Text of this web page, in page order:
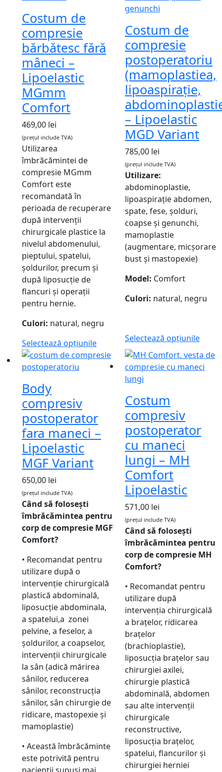
Costum de
compresie
bărbătesc fără
mâneci –
Lipoelastic
MGmm
Comfort
469,00 lei
(prețul include TVA)
Utilizarea
îmbrăcămintei de
compresie MGmm
Comfort este
recomandată în
perioada de recuperare
după intervenții
chirurgicale plastice la
nivelul abdomenului,
pieptului, spatelui,
șoldurilor, precum și
după liposucție de
flancuri și operații
pentru hernie.
Culori: natural, negru
Selectează opțiunile
Costum de
compresie
postoperatoriu
(mamoplastiea,
lipoaspirație,
– Lipoelastic
MGD Variant
785,00 lei
(prețul include TVA)
Utilizare:
abdominoplastie,
lipoaspirație abdomen,
spate, fese, șolduri,
coapse și genunchi,
mamoplastie
(augmentare, micșorare
bust și mastopexie)
Model: Comfort
Culori: natural, negru
Selectează opțiunile
Body
compresiv
postoperator
fara maneci –
Lipoelastic
MGF Variant
650,00 lei
(prețul include TVA)
Când să folosești
îmbrăcămintea pentru
corp de compresie MGF
Comfort?
• Recomandat pentru
utilizare după o
intervenție chirurgicală
plastică abdominală,
liposucție abdominala,
a spatelui,a zonei
pelvine, a feselor, a
șoldurilor, a coapselor,
intervenții chirurgicale
la sân (adică mărirea
sânilor, reducerea
sânilor, reconstrucția
sânilor, sân chirurgie de
ridicare, mastopexie și
mamoplastie)
• Această îmbrăcăminte
este potrivită pentru
Costum
compresiv
postoperator
cu maneci
lungi – MH
Comfort
Lipoelastic
571,00 lei
(prețul include TVA)
Când să folosești
îmbrăcămintea pentru
corp de compresie MH
Comfort?
• Recomandat pentru
utilizare după
intervenția chirurgicală
a brațelor, ridicarea
brațelor
(brachioplastie),
liposucția brațelor sau
chirurgiei axilei,
chirurgie plastică
abdominală, abdomen
sau alte intervenții
chirurgicale
reconstructive,
liposucția brațelor,
spatelui, flancurilor și
chirurgiei herniei